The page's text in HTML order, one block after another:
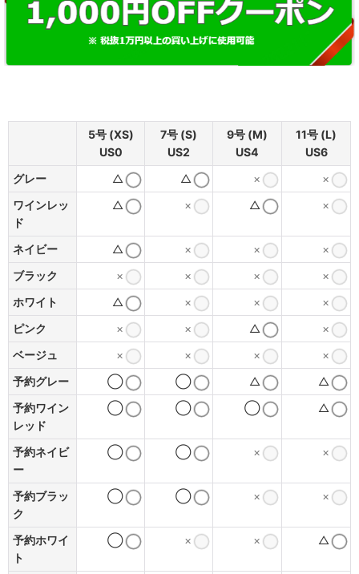
5号 (XS)
US0
7号 (S)
US2
9号 (M)
US4
11号 (L)
US6
グレー
△ △ ×
×
ワインレッ
ド
△ × △ ×
ネイビー △ × ×
×
ブラック
× × ×
×
ホワイト
△ × ×
×
ピンク
× × △
×
ベージュ
× × ×
×
予約グレー
◯ ◯ △
△
予約ワイン
レッド
◯ ◯ ◯ △
予約ネイビ
ー
◯ ◯ × ×
予約ブラッ
ク
◯ ◯ × ×
予約ホワイ
ト
◯ × × △